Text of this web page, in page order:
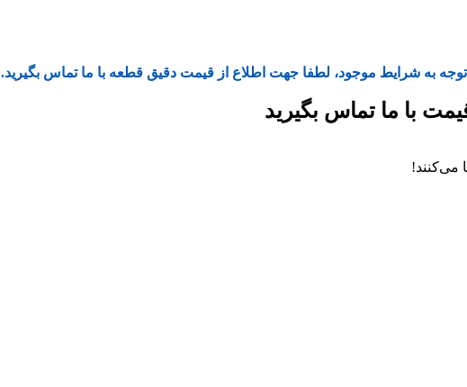
توجه به شرایط موجود، لطفا جهت اطلاع از قیمت دقیق قطعه با ما تماس بگیرید.
با ما تماس بگیرید
می‌کنند!